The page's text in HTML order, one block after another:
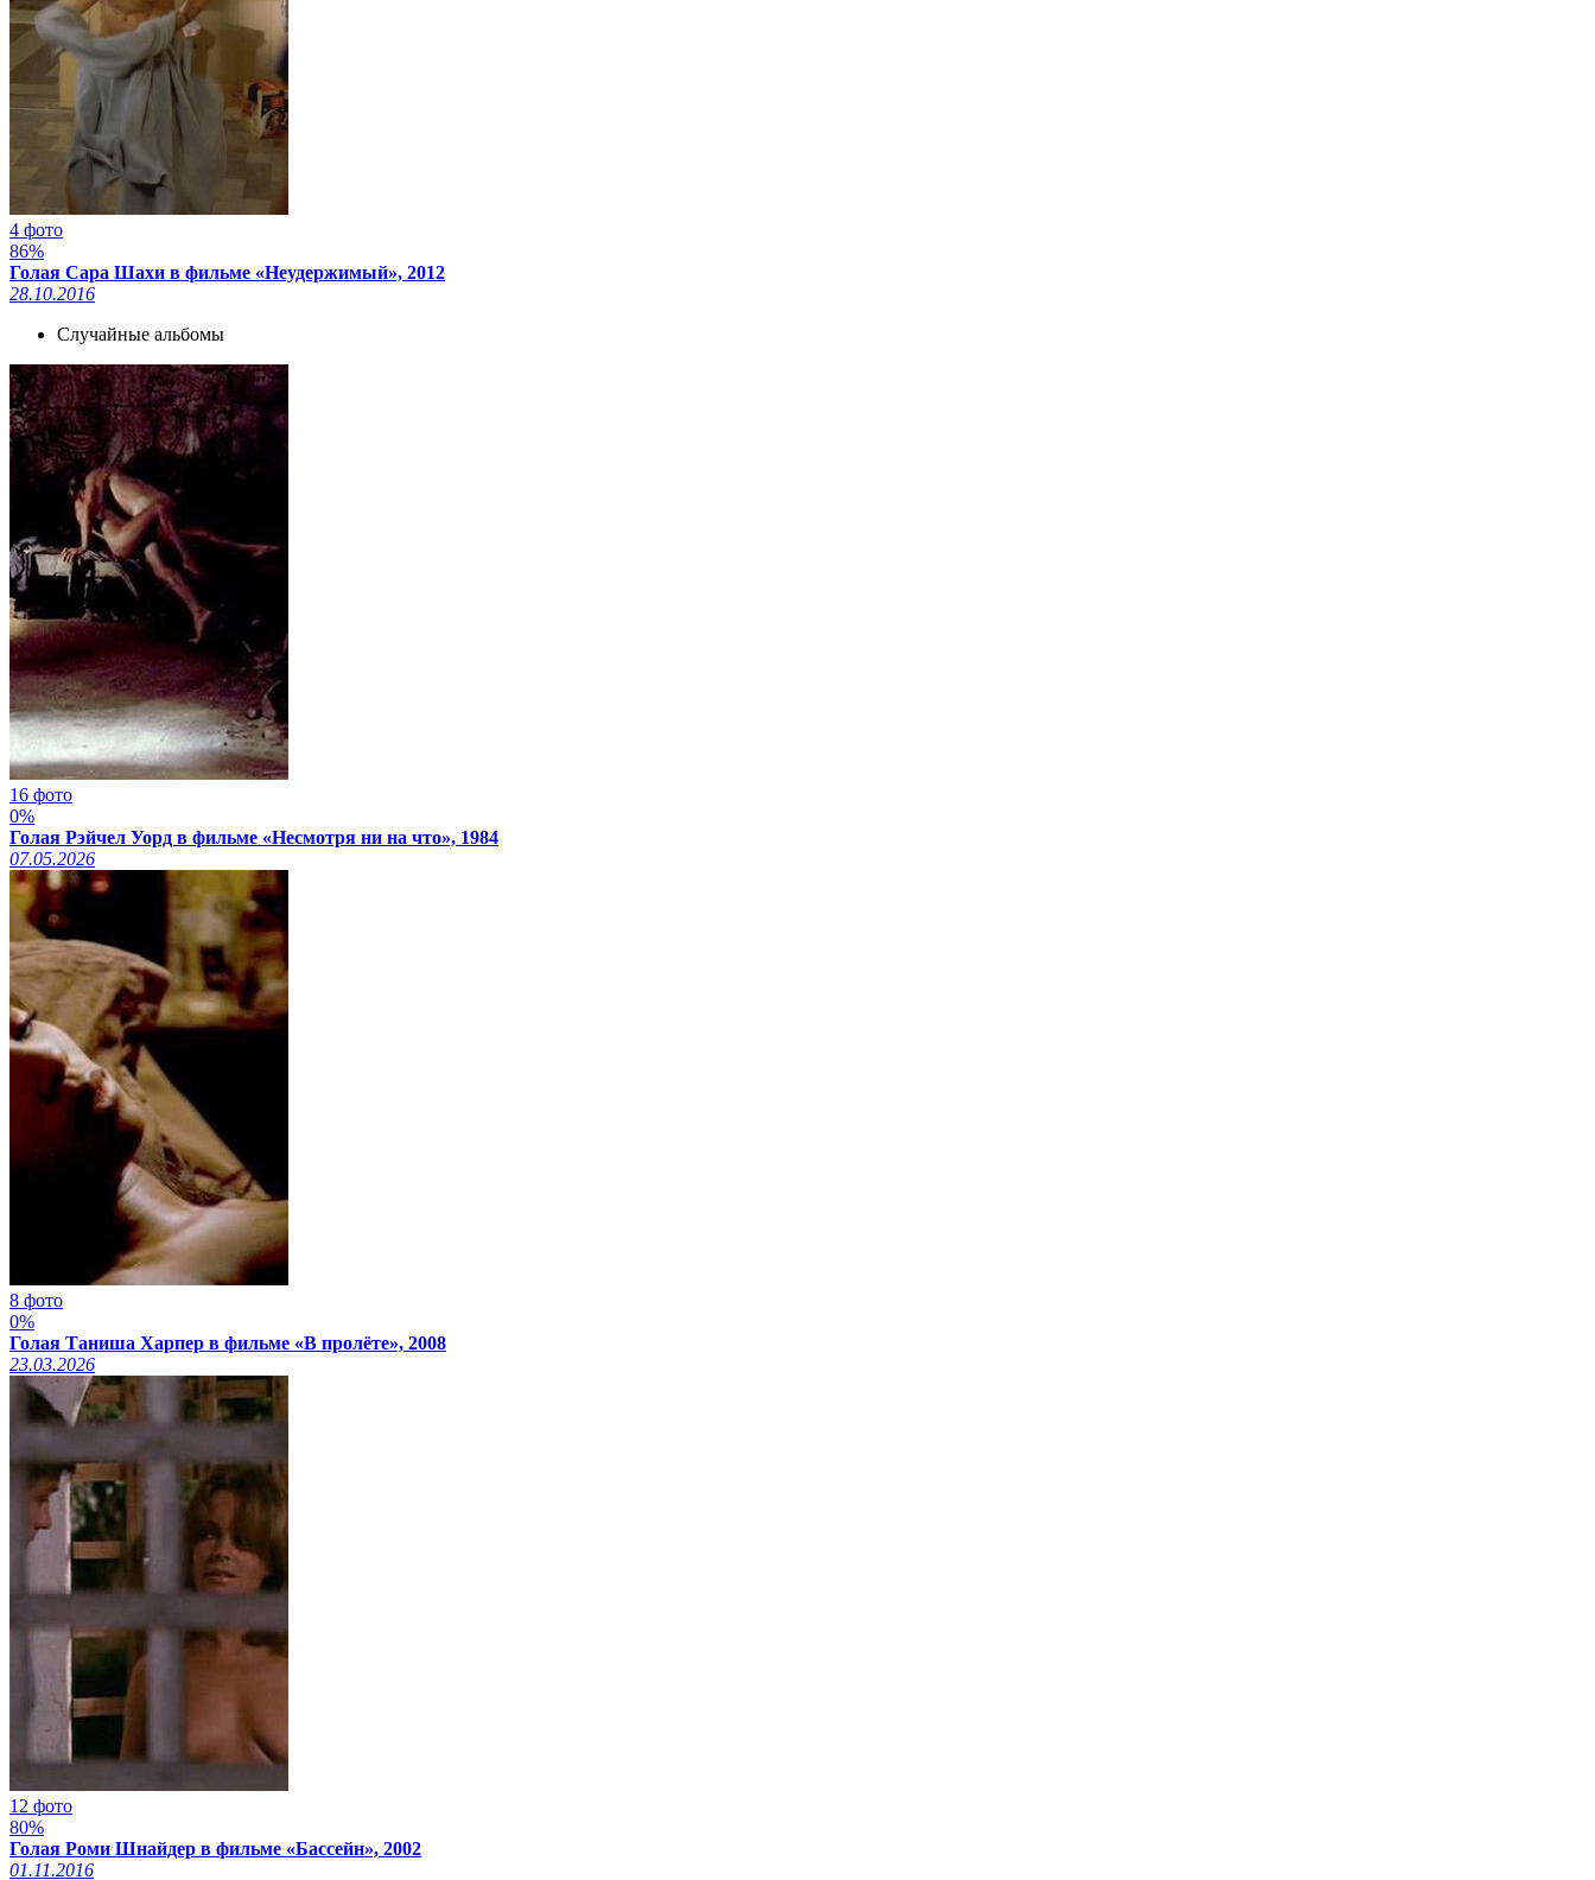
4 фото
86%
Голая Сара Шахи в фильме «Неудержимый», 2012
28.10.2016
Случайные альбомы
16 фото
0%
Голая Рэйчел Уорд в фильме «Несмотря ни на что», 1984
07.05.2026
8 фото
0%
Голая Таниша Харпер в фильме «В пролёте», 2008
23.03.2026
12 фото
80%
Голая Роми Шнайдер в фильме «Бассейн», 2002
01.11.2016